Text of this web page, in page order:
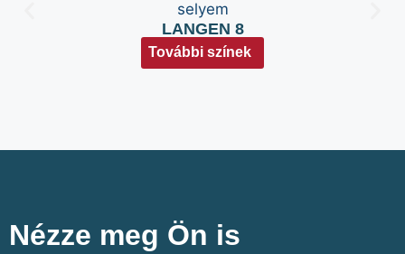
LANGEN 8
További színek
Nézze meg Ön is